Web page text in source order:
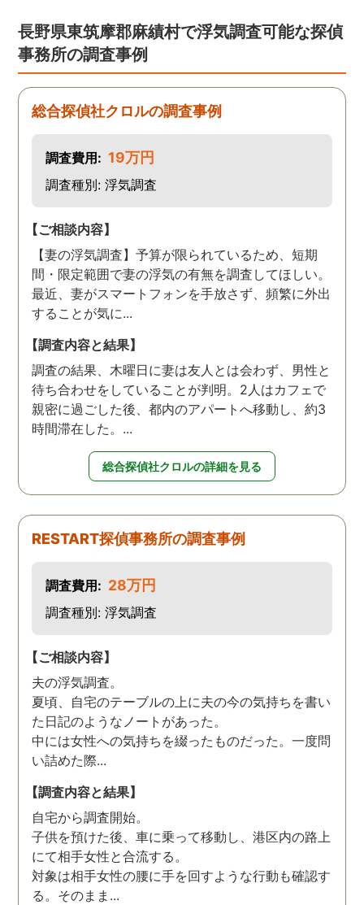
査期間の間に動かぬ証拠を
いくつも掴んできてくれま
した。追加の調査費用など
もなく、探偵選びの重要さ
を感じました。
長野県東筑摩郡麻績村で浮気調査可能な探偵
事務所の調査事例
総合探偵社クロルの調査事例
調査費用: 19万円
調査種別: 浮気調査
【ご相談内容】
【妻の浮気調査】予算が限られているため、短期
間・限定範囲で妻の浮気の有無を調査してほしい。
最近、妻がスマートフォンを手放さず、頻繁に外出
することが気に...
【調査内容と結果】
調査の結果、木曜日に妻は友人とは会わず、男性と
待ち合わせをしていることが判明。2人はカフェで
親密に過ごした後、都内のアパートへ移動し、約3
時間滞在した。...
総合探偵社クロルの詳細を見る
RESTART探偵事務所の調査事例
調査費用: 28万円
調査種別: 浮気調査
【ご相談内容】
夫の浮気調査。
夏頃、自宅のテーブルの上に夫の今の気持ちを書い
た日記のようなノートがあった。
中には女性への気持ちを綴ったものだった。一度問
い詰めた際...
【調査内容と結果】
自宅から調査開始。
子供を預けた後、車に乗って移動し、港区内の路上
にて相手女性と合流する。
対象は相手女性の腰に手を回すような行動も確認す
る。そのまま...